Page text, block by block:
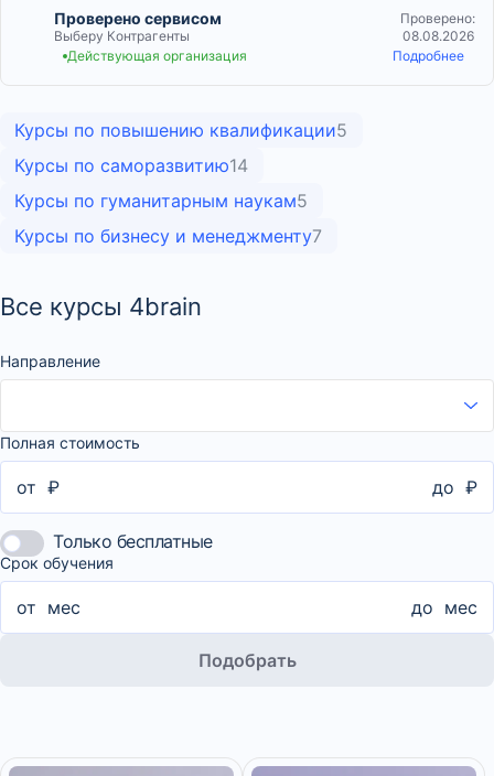
Проверено сервисом
Выберу Контрагенты
Проверено:
08.08.2026
Действующая организация
Подробнее
Курсы по повышению квалификации5
Курсы по саморазвитию14
Курсы по гуманитарным наукам5
Курсы по бизнесу и менеджменту7
Все курсы 4brain
Направление
Полная стоимость
от ₽ до ₽
Только бесплатные
Срок обучения
от мес до мес
Подобрать